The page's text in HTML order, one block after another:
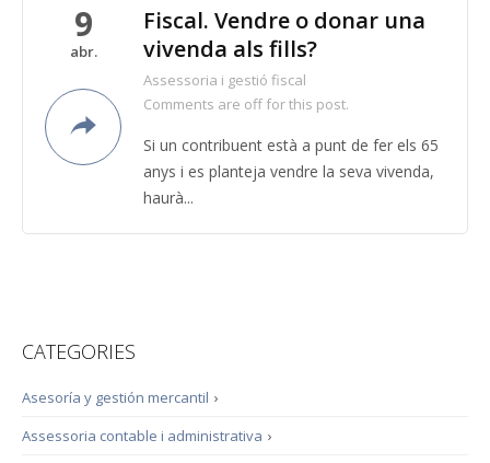
9
abr.
Fiscal. Vendre o donar una
vivenda als fills?
Assessoria i gestió fiscal
Comments are off for this post.
Si un contribuent està a punt de fer els 65
anys i es planteja vendre la seva vivenda,
haurà...
CATEGORIES
›
Asesoría y gestión mercantil
›
Assessoria contable i administrativa